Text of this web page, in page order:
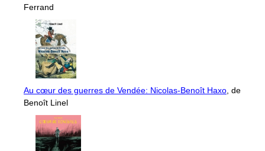
Ferrand
Au cœur des guerres de Vendée: Nicolas-Benoît Haxo , de
Benoît Linel